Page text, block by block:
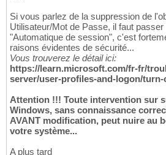
Si vous parlez de la suppression de
Utilisateur/Mot de Passe, il faut
"Automatique de session", c'est
raisons évidentes de sécurité...
Vous trouverez le détail ici:
https://learn.microsoft.com/fr-fr/
server/user-profiles-and-logon/
Attention !!! Toute intervention sur
Windows, sans connaissance
AVANT modification, peut nuire au
votre système...
A plus tard